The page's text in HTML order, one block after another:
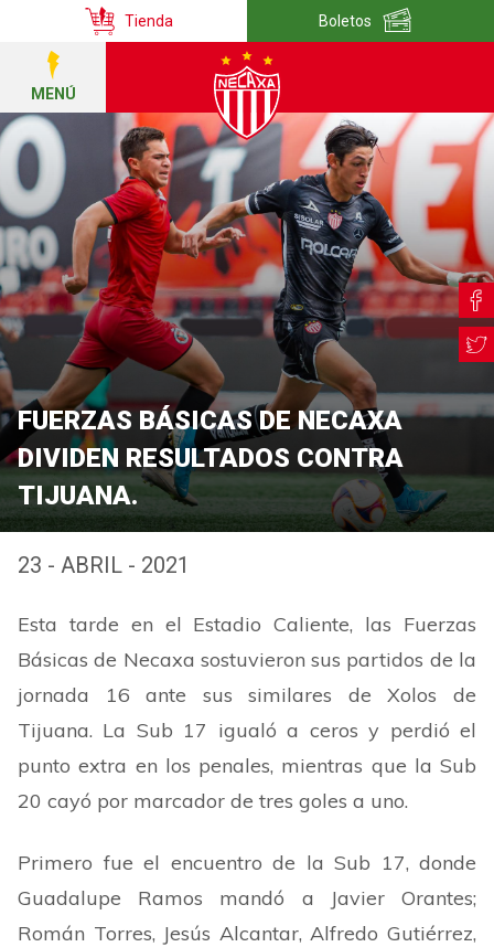
Tienda Boletos
MENÚ
FUERZAS BÁSICAS DE NECAXA
DIVIDEN RESULTADOS CONTRA
TIJUANA.
23 - ABRIL - 2021
Esta tarde en el Estadio Caliente, las Fuerzas
Básicas de Necaxa sostuvieron sus partidos de la
jornada 16 ante sus similares de Xolos de
Tijuana. La Sub 17 igualó a ceros y perdió el
punto extra en los penales, mientras que la Sub
20 cayó por marcador de tres goles a uno.
Primero fue el encuentro de la Sub 17, donde
Guadalupe Ramos mandó a Javier Orantes;
Román Torres, Jesús Alcantar, Alfredo Gutiérrez,